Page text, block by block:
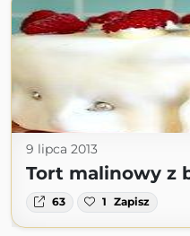
9 lipca 2013
Tort malinowy z
63 1 Zapisz